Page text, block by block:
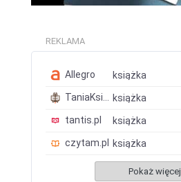
REKLAMA
Allegro książka
TaniaKsiazka.pl
książka
tantis.pl
książka
czytam.pl
książka
Pokaż więcej